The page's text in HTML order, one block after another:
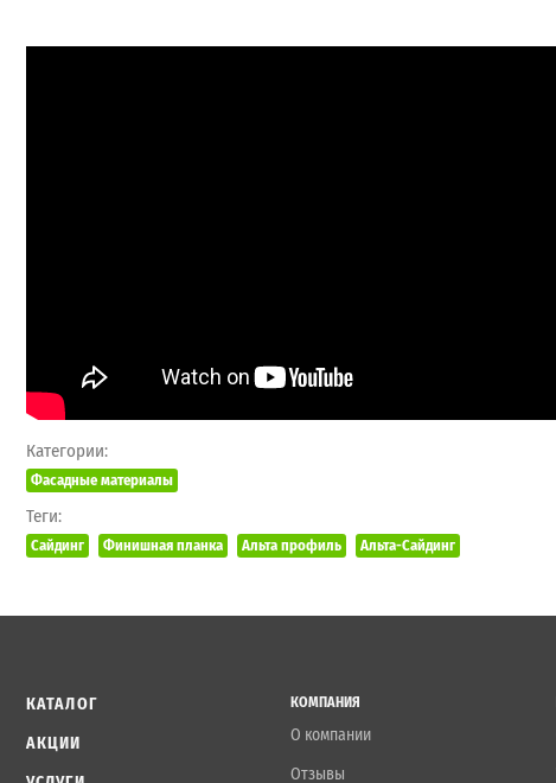
Категории:
Фасадные материалы
Теги:
Сайдинг Финишная планка Альта профиль Альта-Сайдинг
КАТАЛОГ
АКЦИИ
КОМПАНИЯ
О компании
Отзывы